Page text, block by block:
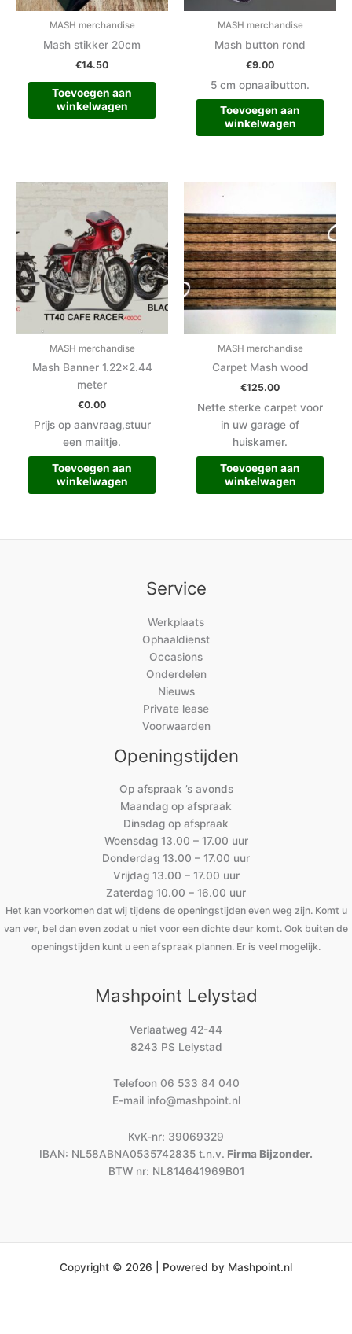
MASH merchandise
Mash stikker 20cm
€14.50
Toevoegen aan
winkelwagen
MASH merchandise
Mash button rond
€9.00
5 cm opnaaibutton.
Toevoegen aan
winkelwagen
MASH merchandise
Mash Banner 1.22×2.44
meter
€0.00
Prijs op aanvraag,stuur
een mailtje.
Toevoegen aan
winkelwagen
MASH merchandise
Carpet Mash wood
€125.00
Nette sterke carpet voor
in uw garage of
huiskamer.
Toevoegen aan
winkelwagen
Service
Werkplaats
Ophaaldienst
Occasions
Onderdelen
Nieuws
Private lease
Voorwaarden
Openingstijden
Op afspraak ’s avonds
Maandag op afspraak
Dinsdag op afspraak
Woensdag 13.00 – 17.00 uur
Donderdag 13.00 – 17.00 uur
Vrijdag 13.00 – 17.00 uur
Zaterdag 10.00 – 16.00 uur
Het kan voorkomen dat wij tijdens de openingstijden even weg zijn. Komt u
van ver, bel dan even zodat u niet voor een dichte deur komt. Ook buiten de
openingstijden kunt u een afspraak plannen. Er is veel mogelijk.
Mashpoint Lelystad
Verlaatweg 42-44
8243 PS Lelystad
Telefoon 06 533 84 040
E-mail info@mashpoint.nl
KvK-nr: 39069329
IBAN: NL58ABNA0535742835 t.n.v. Firma Bijzonder.
BTW nr: NL814641969B01
Copyright © 2026 | Powered by Mashpoint.nl